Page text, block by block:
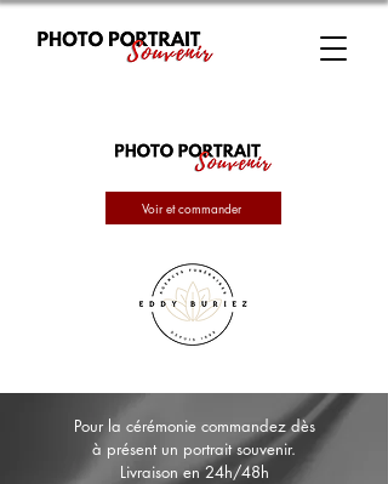
Voir et commander
Pour la cérémonie commandez dès
à présent un portrait souvenir.
Livraison en 24h/48h